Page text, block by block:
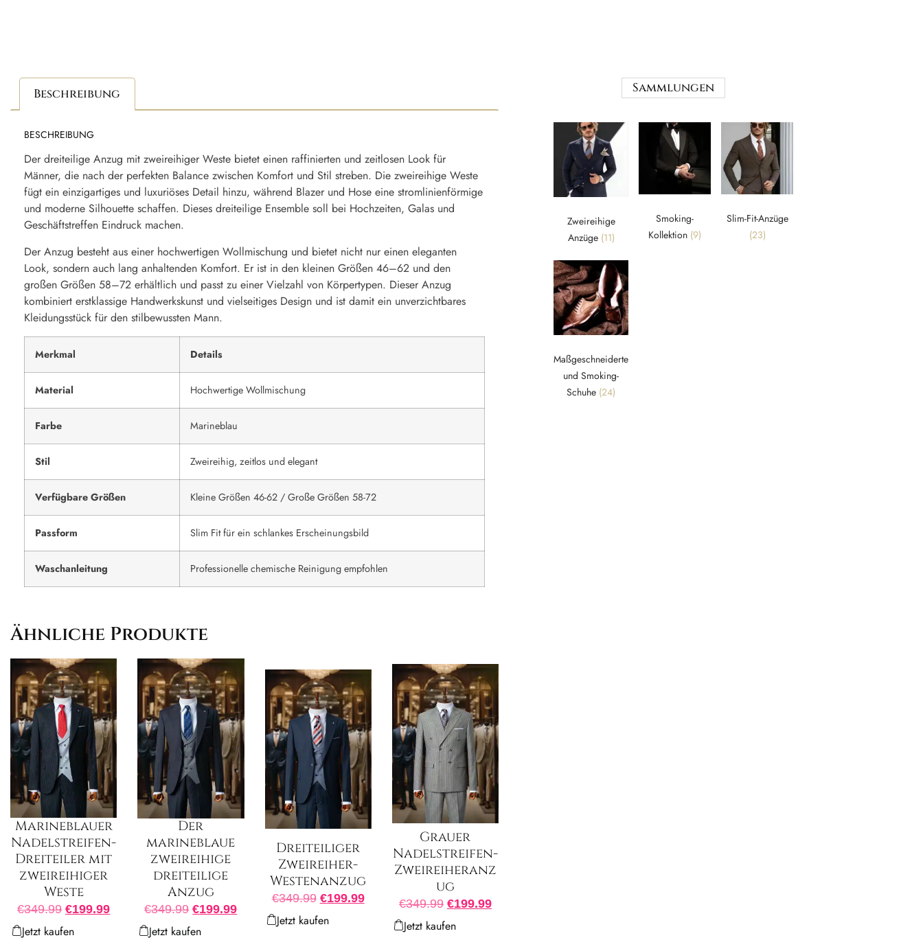
Beschreibung
BESCHREIBUNG
Der dreiteilige Anzug mit zweireihiger Weste bietet einen raffinierten und zeitlosen Look für
Männer, die nach der perfekten Balance zwischen Komfort und Stil streben. Die zweireihige Weste
fügt ein einzigartiges und luxuriöses Detail hinzu, während Blazer und Hose eine stromlinienförmige
und moderne Silhouette schaffen. Dieses dreiteilige Ensemble soll bei Hochzeiten, Galas und
Geschäftstreffen Eindruck machen.
Der Anzug besteht aus einer hochwertigen Wollmischung und bietet nicht nur einen eleganten
Look, sondern auch lang anhaltenden Komfort. Er ist in den kleinen Größen 46–62 und den
großen Größen 58–72 erhältlich und passt zu einer Vielzahl von Körpertypen. Dieser Anzug
kombiniert erstklassige Handwerkskunst und vielseitiges Design und ist damit ein unverzichtbares
Kleidungsstück für den stilbewussten Mann.
Merkmal Details
Material Hochwertige Wollmischung
Farbe Marineblau
Stil Zweireihig, zeitlos und elegant
Verfügbare Größen Kleine Größen 46-62 / Große Größen 58-72
Passform Slim Fit für ein schlankes Erscheinungsbild
Waschanleitung Professionelle chemische Reinigung empfohlen
Ähnliche Produkte
Marineblauer
Nadelstreifen-
Dreiteiler mit
zweireihiger
Weste
€349.99 €199.99
Jetzt kaufen
Der
marineblaue
zweireihige
dreiteilige
Anzug
€349.99 €199.99
Jetzt kaufen
Dreiteiliger
Zweireiher-
Westenanzug
€349.99 €199.99
Jetzt kaufen
Grauer
Nadelstreifen-
Zweireiheranz
ug
€349.99 €199.99
Jetzt kaufen
Sammlungen
Zweireihige
Anzüge (11)
Smoking-
Kollektion (9)
Slim-Fit-Anzüge
(23)
Maßgeschneiderte
und Smoking-
Schuhe (24)